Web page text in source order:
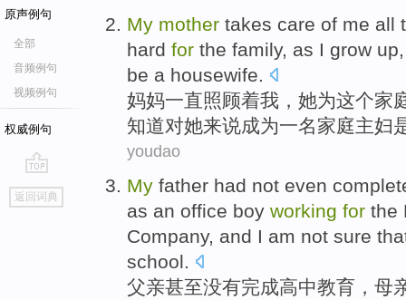
原声例句
全部
音频例句
视频例句
权威例句
go
top
返回词典
My mother takes care of me all
hard for the family, as I grow up
be a housewife.
妈妈一直照顾着我 ， 她为这个家
知道对她来说成为一名家庭主妇
youdao
My father had not even
as an office boy working for the
Company, and I am not sure
school.
父亲甚至没有完成高中教育， 母